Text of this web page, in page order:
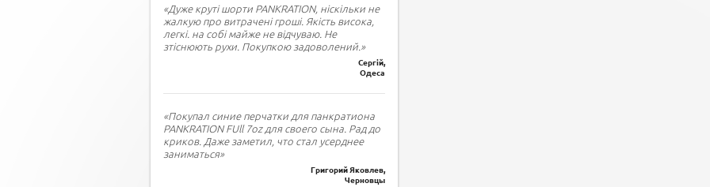
«Дуже круті шорти PANKRATION, ніскільки не
жалкую про витрачені гроші. Якість висока,
легкі. на собі майже не відчуваю. Не
зтіснюють рухи. Покупкою задоволений.»
Сергій,
Одеса
«Покупал синие перчатки для панкратиона
PANKRATION FUll 7oz для своего сына. Рад до
криков. Даже заметил, что стал усерднее
заниматься»
Григорий Яковлев,
Черновцы